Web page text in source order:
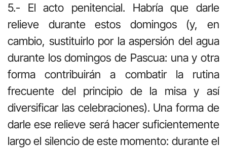
5.- El acto penitencial. Habría que darle
relieve durante estos domingos (y, en
cambio, sustituirlo por la aspersión del agua
durante los domingos de Pascua: una y otra
forma contribuirán a combatir la rutina
frecuente del principio de la misa y así
diversificar las celebraciones). Una forma de
darle ese relieve será hacer suficientemente
largo el silencio de este momento: durante el